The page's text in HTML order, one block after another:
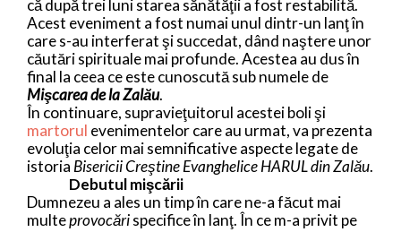
că după trei luni starea sănătăţii a fost restabilită.
Acest eveniment a fost numai unul dintr-un lanţ în
care s-au interferat şi succedat, dând naştere unor
căutări spirituale mai profunde. Acestea au dus în
final la ceea ce este cunoscută sub numele de
Mişcarea de la Zalău.
În continuare, supravieţuitorul acestei boli şi
martorul evenimentelor care au urmat, va prezenta
evoluţia celor mai semnificative aspecte legate de
istoria Bisericii Creştine Evanghelice HARUL din Zalău.
Debutul mişcării
Dumnezeu a ales un timp în care ne-a făcut mai
multeprovocărispecifice în lanţ. În ce m-a privit pe